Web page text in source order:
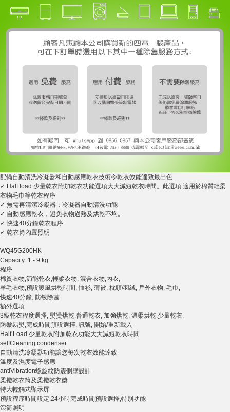
配備自動清洗冷凝器和自動感應乾衣技術令乾衣效能達致最出色
✓ Half load 少量乾衣附加乾衣功能選項大大減短乾衣時間。此選項 適用於棉質輕柔
衣物毛巾等乾衣程序
✓ 無需再清潔冷凝器：冷凝器自動清洗功能
✓ 自動感應乾衣，避免衣物過熱及烘乾不均。
✓ 快速40分鐘乾衣程序
✓ 乾衣筒內置照明
WQ45G200HK
Capacity: 1 - 9 kg
程序
棉質衣物,節能乾衣,輕柔衣物, 混合衣物,內衣,
羊毛衣物,預設暖風烘乾時間, 恤衫, 薄被, 枕頭/羽絨, 戶外衣物, 毛巾,
快速40分鐘, 防敏除菌
額外選項
3級乾衣程度選擇, 熨燙烘乾,普通乾衣, 加強烘乾, 溫柔烘乾,少量乾衣,
防皺易熨,完成時間預設選擇, 訊號, 開始/重新載入
Half Load 少量乾衣附加乾衣功能大大減短乾衣時間
selfCleaning condenser
自動清洗冷凝器功能讓您每次乾衣效能達致
溫度及濕度電子感應
antiVibration螺旋紋防震側壁設計
柔撥乾衣筒及柔撥乾衣槳
特大輕觸式顯示屏:
預設程序時間設定,24小時完成時間預設選擇,特別功能
滾筒照明